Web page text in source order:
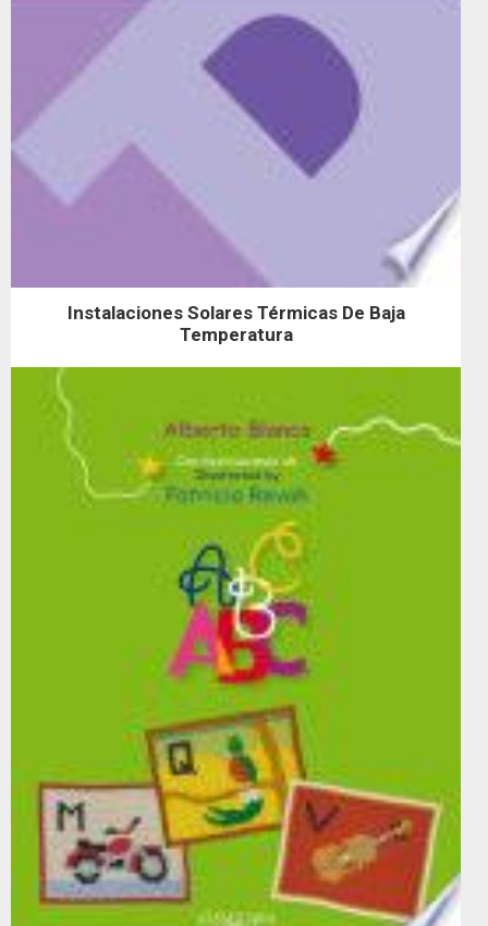
Instalaciones Solares Térmicas De Baja
Temperatura